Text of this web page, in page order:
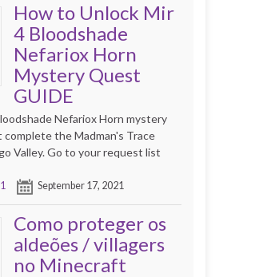
How to Unlock Mir
4 Bloodshade
Nefariox Horn
Mystery Quest
GUIDE
Nefariox Horn mystery
complete the Madman's Trace
Valley. Go to your request list
1 September 17, 2021
Como proteger os
aldeões / villagers
no Minecraft